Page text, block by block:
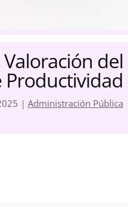
del
|Administración Pública